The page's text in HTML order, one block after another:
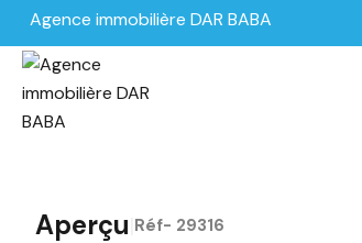
Agence immobilière DAR BABA
Aperçu Réf- 29316